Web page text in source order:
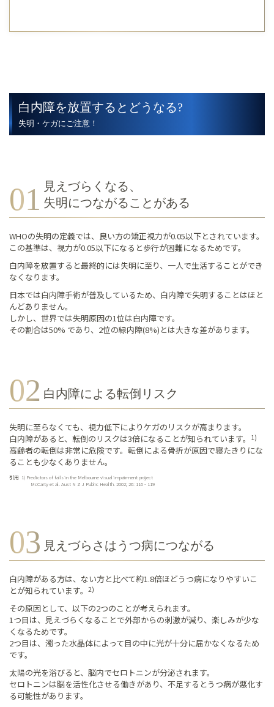
白内障を放置するとどうなる?
失明・ケガにご注意！
見えづらくなる、
失明につながることがある
WHOの失明の定義では、良い方の矯正視力が0.05以下とされています。
この基準は、視力が0.05以下になると歩行が困難になるためです。
白内障を放置すると最終的には失明に至り、一人で生活することができ
なくなります。
日本では白内障手術が普及しているため、白内障で失明することはほと
んどありません。
しかし、世界では失明原因の1位は白内障です。
その割合は50% であり、2位の緑内障(8%)とは大きな差があります。
白内障による転倒リスク
失明に至らなくても、視力低下によりケガのリスクが高まります。
白内障があると、転倒のリスクは3倍になることが知られています。
1)
高齢者の転倒は非常に危険です。転倒による骨折が原因で寝たきりにな
ることも少なくありません。
引用 1) Predictors of falls in the Melbourne visual impairment project
McCarty et al. Aust N Z J Public Health. 2002; 26: 116 - 119
見えづらさはうつ病につながる
白内障がある方は、ない方と比べて約1.8倍ほどうつ病になりやすいこ
とが知られています。 2)
その原因として、以下の2つのことが考えられます。
1つ目は、見えづらくなることで外部からの刺激が減り、楽しみが少な
くなるためです。
2つ目は、濁った水晶体によって目の中に光が十分に届かなくなるため
です。
太陽の光を浴びると、脳内でセロトニンが分泌されます。
セロトニンは脳を活性化させる働きがあり、不足するとうつ病が悪化す
る可能性があります。